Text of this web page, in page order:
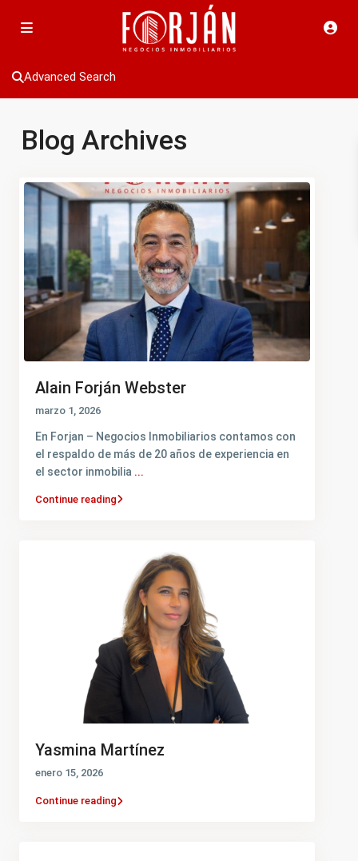
Advanced Search
Blog Archives
Alain Forján Webster
marzo 1, 2026
En Forjan – Negocios Inmobiliarios contamos con
el respaldo de más de 20 años de experiencia en
el sector inmobilia ...
Continue reading
Yasmina Martínez
enero 15, 2026
Continue reading